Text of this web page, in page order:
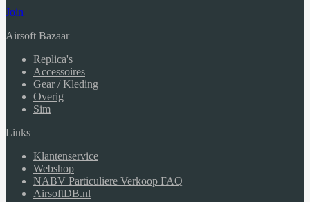
Join
Airsoft Bazaar
Replica's
Accessoires
Gear / Kleding
Overig
Sim
Links
Klantenservice
Webshop
NABV Particuliere Verkoop FAQ
AirsoftDB.nl